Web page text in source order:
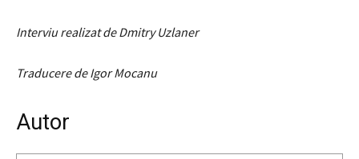
Interviu realizat de Dmitry Uzlaner
Traducere de Igor Mocanu
Autor